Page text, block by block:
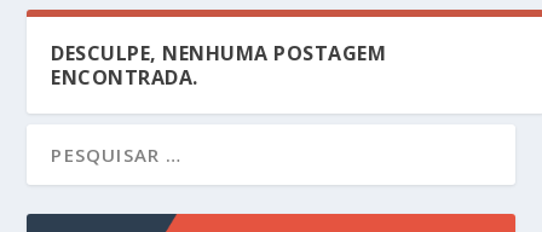
DESCULPE, NENHUMA POSTAGEM
ENCONTRADA.